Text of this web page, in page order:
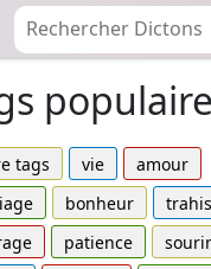
tags vie
amour
bonheur
patience